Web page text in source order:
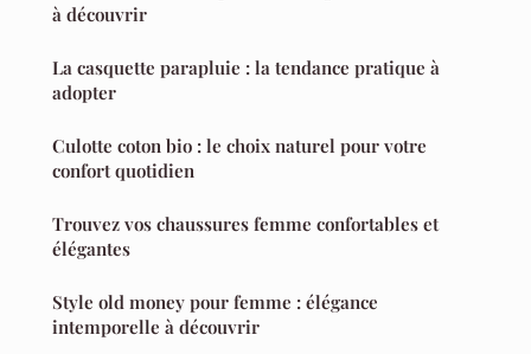
à découvrir
La casquette parapluie : la tendance pratique à
adopter
Culotte coton bio : le choix naturel pour votre
confort quotidien
Trouvez vos chaussures femme confortables et
élégantes
Style old money pour femme : élégance
intemporelle à découvrir